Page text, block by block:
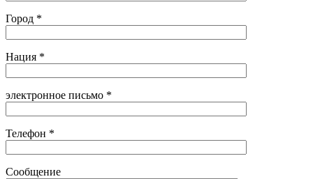
Город *
Нация *
электронное письмо *
Телефон *
Сообщение